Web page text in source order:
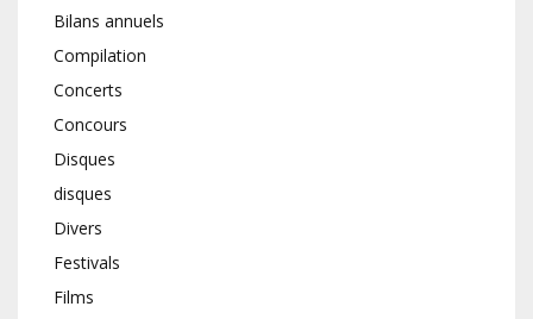
Bilans annuels
Compilation
Concerts
Concours
Disques
disques
Divers
Festivals
Films